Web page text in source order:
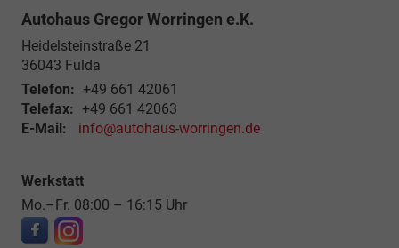
Autohaus Gregor Worringen e.K.
Heidelsteinstraße 21
36043 Fulda
Telefon: +49 661 42061
Telefax: +49 661 42063
E-Mail:
info@autohaus-worringen.de
Werkstatt
Mo.–Fr. 08:00 – 16:15 Uhr